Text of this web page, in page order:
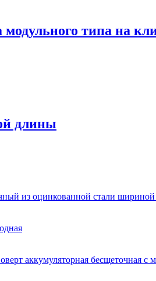
типа на
длины
из оцинкованной стали
аккумуляторная бесщеточная